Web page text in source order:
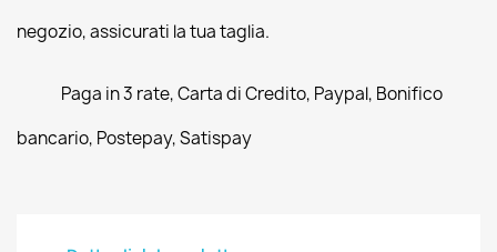
negozio, assicurati la tua taglia.
Paga in 3 rate, Carta di Credito, Paypal, Bonifico
bancario, Postepay, Satispay